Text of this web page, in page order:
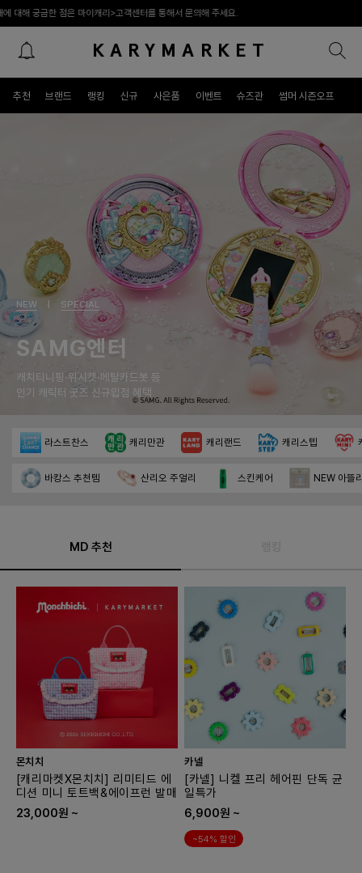
리>고객센터를 통해서 문의해 주세요.
KARYMARKET
패밀리 라이프스타일 프리미엄 편집
추천 브랜드 랭킹 신규 사은품 이벤트 슈즈관 썸머 시즌오프
NEW SPECIAL
SAMG엔터
캐치티니핑·위시캣·메탈카드봇 등
인기 캐릭터 굿즈 신규입점 혜택
라스트찬스 캐리만관 캐리랜드 캐리스텝
바캉스 추천템 산리오 주얼리 스킨케어 NEW 아뜰
MD 추천
몬치치
[캐리마켓X몬치치] 리미티드 에
디션 미니 토트백&에이프런 발매
23,000원 ~
카넬
[카넬] 니켈 프리 헤어핀 단독 균
일특가
6,900원 ~
~54% 할인